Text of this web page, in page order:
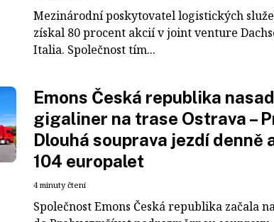
Mezinárodní poskytovatel logistických
získal 80 procent akcií v joint venture
Italia. Společnost tím...
Emons Česká republika
gigaliner na trase Ostrava –
Dlouhá souprava jezdí denně
104 europalet
4 minuty čtení
Společnost Emons Česká republika začala